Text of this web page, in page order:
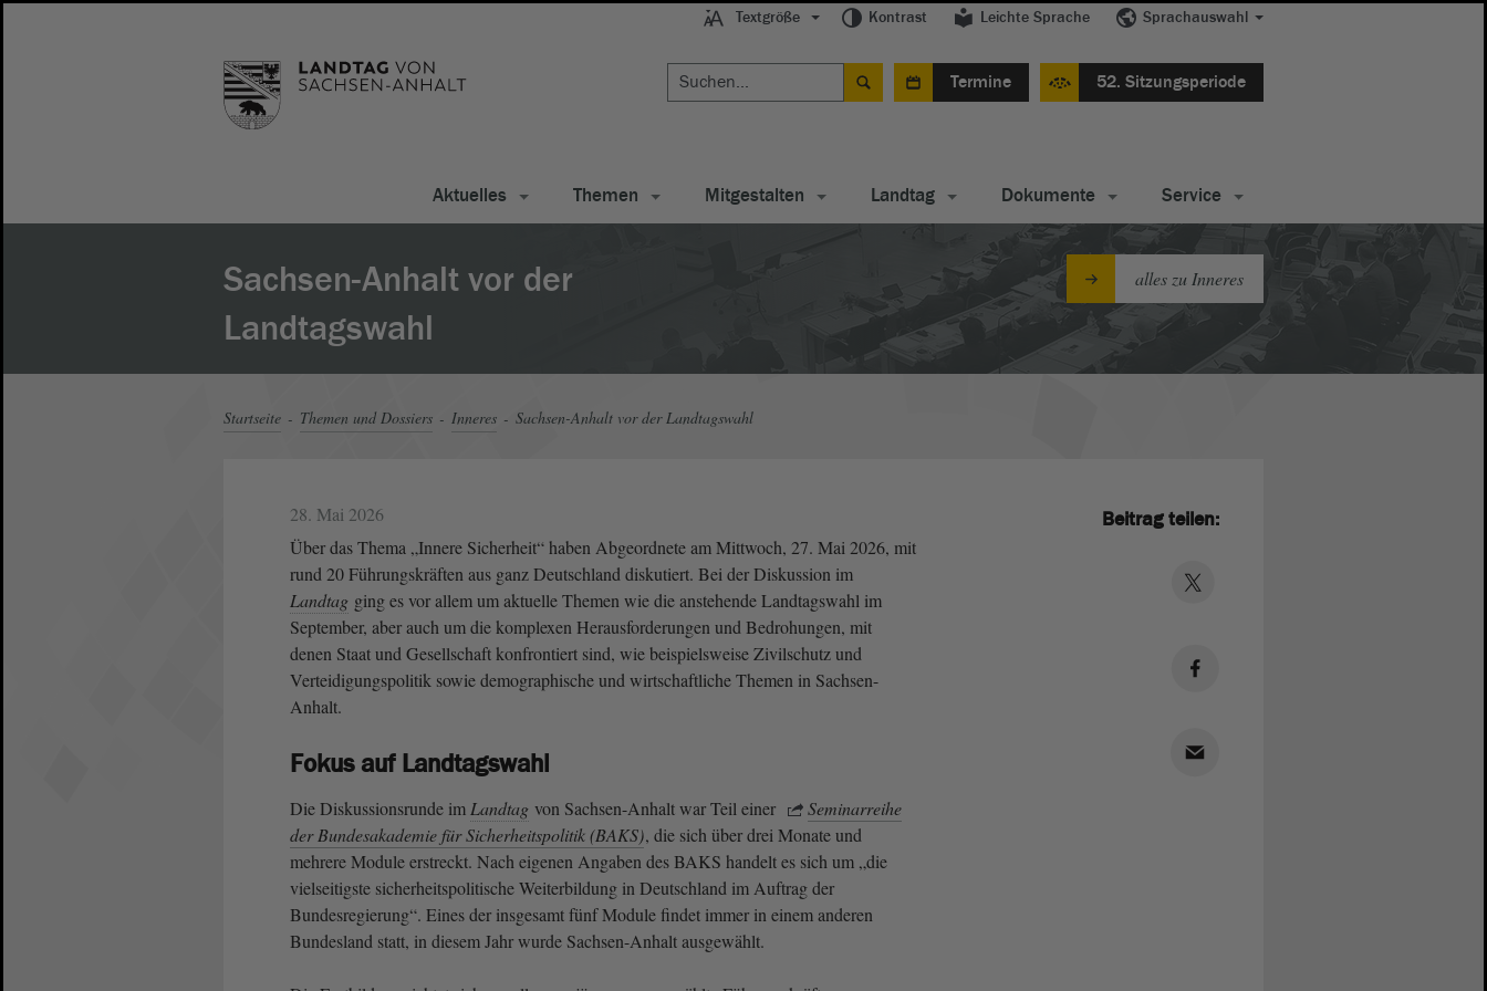
Textgröße Kontrast Leichte Sprache Sprachauswahl
Termine 52. Sitzungsperiode
Aktuelles Themen Mitgestalten Landtag Dokumente Service
Sachsen-Anhalt vor der
Landtagswahl
alles zu Inneres
Startseite Themen und Dossiers Inneres Sachsen-Anhalt vor der Landtagswahl
28. Mai 2026
Über das Thema „Innere Sicherheit“ haben Abgeordnete am Mittwoch, 27. Mai 2026, mit
rund 20 Führungskräften aus ganz Deutschland diskutiert. Bei der Diskussion im
Landtag ging es vor allem um aktuelle Themen wie die anstehende Landtagswahl im
September, aber auch um die komplexen Herausforderungen und Bedrohungen, mit
denen Staat und Gesellschaft konfrontiert sind, wie beispielsweise Zivilschutz und
Verteidigungspolitik sowie demographische und wirtschaftliche Themen in Sachsen-
Anhalt.
Fokus auf Landtagswahl
Die Diskussionsrunde im Landtag von Sachsen-Anhalt war Teil einer
Seminarreihe
der Bundesakademie für Sicherheitspolitik (BAKS), die sich über drei Monate und
mehrere Module erstreckt. Nach eigenen Angaben des BAKS handelt es sich um „die
vielseitigste sicherheitspolitische Weiterbildung in Deutschland im Auftrag der
Bundesregierung“. Eines der insgesamt fünf Module findet immer in einem anderen
Bundesland statt, in diesem Jahr wurde Sachsen-Anhalt ausgewählt.
Beitrag teilen: